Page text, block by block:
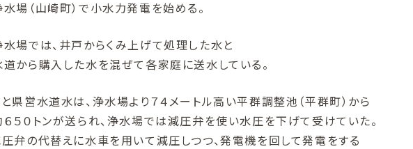
場（山崎町）で小水力発電を始める。
場では、井戸からくみ上げて処理した水と
から購入した水を混ぜて各家庭に送水している。
県営水道水は、浄水場より７４メートル高い平群調整池（平群町）から
５０トンが送られ、浄水場では減圧弁を使い水圧を下げて受けていた。
弁の代替えに水車を用いて減圧しつつ、発電機を回して発電をする